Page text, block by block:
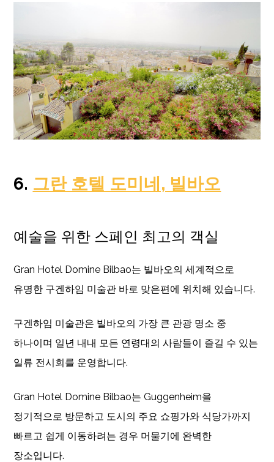
6. 그란 호텔 도미네, 빌바오
예술을 위한 스페인 최고의 객실
Gran Hotel Domine Bilbao는 빌바오의 세계적으로
유명한 구겐하임 미술관 바로 맞은편에 위치해 있습니다.
구겐하임 미술관은 빌바오의 가장 큰 관광 명소 중
하나이며 일년 내내 모든 연령대의 사람들이 즐길 수 있는
일류 전시회를 운영합니다.
Gran Hotel Domine Bilbao는 Guggenheim을
정기적으로 방문하고 도시의 주요 쇼핑가와 식당가까지
빠르고 쉽게 이동하려는 경우 머물기에 완벽한
장소입니다.